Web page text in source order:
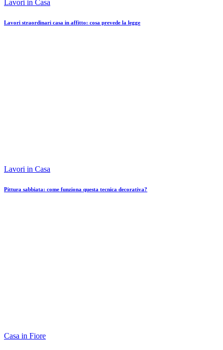
Lavori in Casa
Lavori straordinari casa in affitto: cosa prevede la legge
Lavori in Casa
Pittura sabbiata: come funziona questa tecnica decorativa?
Casa in Fiore